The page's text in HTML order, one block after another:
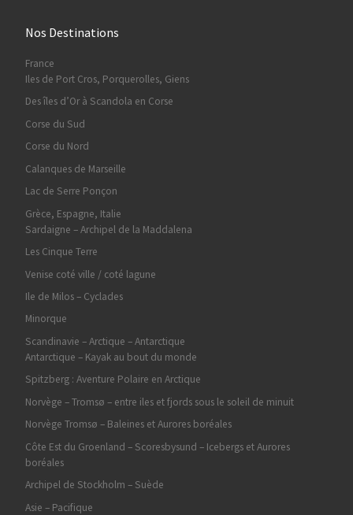
Nos Destinations
France
Iles de Port Cros, Porquerolles, Giens
Des îles d’Or à Scandola en Corse
Corse du Sud
Corse du Nord
Calanques de Marseille
Lac de Serre Ponçon
Grèce, Espagne, Italie
Sardaigne – Archipel de la Maddalena
Les Cinque Terre
Venise coté ville / coté lagune
Ile de Milos – Cyclades
Minorque
Scandinavie – Arctique – Antarctique
Antarctique – Kayak au bout du monde
Spitzberg : Aventure Polaire en Arctique
Norvège – Tromsø – entre iles et fjords sous le soleil de minuit
Norvège Tromsø – Baleines et Aurores boréales
Côte Est du Groenland – Scoresbysund – Icebergs et Aurores
boréales
Archipel de Stockholm – Suède
Asie – Pacifique